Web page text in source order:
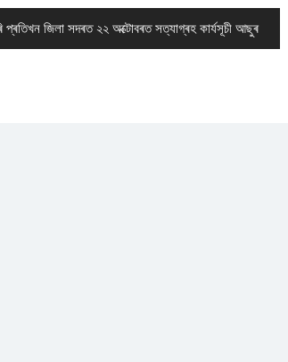
প্ৰতিখন জিলা সদৰত ২২ অক্টোবৰত সত্যাগ্ৰহ কাৰ্যসূচী আছুৰ